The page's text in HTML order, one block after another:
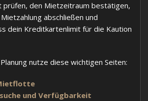
prüfen, den Mietzeitraum bestätigen,
abschließen und
dein Kreditkartenlimit für die Kaution
nutze diese wichtigen Seiten:
und Verfügbarkeit